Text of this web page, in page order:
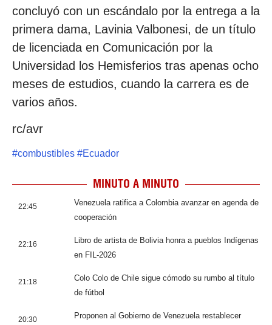
concluyó con un escándalo por la entrega a la
primera dama, Lavinia Valbonesi, de un título
de licenciada en Comunicación por la
Universidad los Hemisferios tras apenas ocho
meses de estudios, cuando la carrera es de
varios años.
rc/avr
#combustibles #Ecuador
MINUTO A MINUTO
22:45
Venezuela ratifica a Colombia avanzar en agenda de
cooperación
22:16
Libro de artista de Bolivia honra a pueblos Indígenas
en FIL-2026
21:18
Colo Colo de Chile sigue cómodo su rumbo al título
de fútbol
20:30
Proponen al Gobierno de Venezuela restablecer